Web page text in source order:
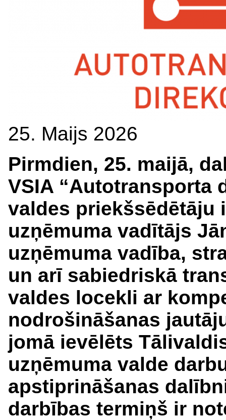
25. Maijs 2026
Pirmdien, 25. maijā,
VSIA “Autotransporta
valdes priekšsēdētāju
uzņēmuma vadītājs
uzņēmuma vadība,
un arī sabiedriskā
valdes locekli ar
nodrošināšanas
jomā ievēlēts
uzņēmuma valde
apstiprināšanas
darbības termiņš ir